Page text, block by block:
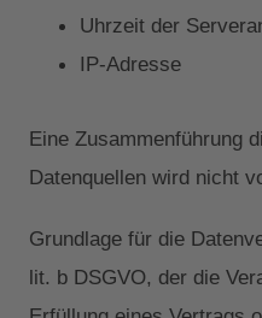
Uhrzeit der
IP-Adresse
Eine Zusammenführung
Datenquellen wird nicht
Grundlage für die
lit. b DSGVO, der die